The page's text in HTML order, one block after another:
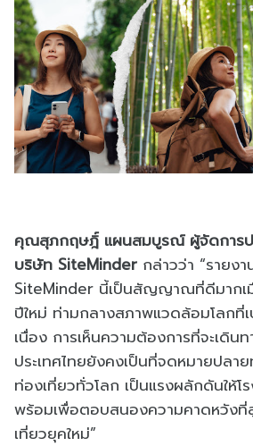
คุณสุภกฤษฎิ์ แผนสมบูรณ์ ผู้จัดการปร
บริษัท SiteMinder กล่าวว่า “รายง
SiteMinder นี้เป็นสัญญาณที่ดีมากเมื่
ปีใหม่ ท่ามกลางสภาพแวดล้อมโลกที่
เนื่อง การเห็นความต้องการที่จะเดิน
ประเทศไทยยังคงเป็นที่จดหมายปล
ท่องเที่ยวทั่วโลก เป็นแรงผลักดันให้โ
พร้อมเพื่อตอบสนองความคาดหวัง
เที่ยวยุคใหม่”